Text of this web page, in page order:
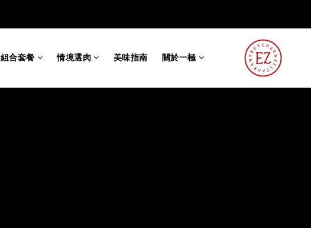
組合套餐 情境選肉 美味指南 關於一極